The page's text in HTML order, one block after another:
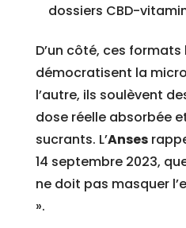
dossiers CBD-
D’un côté, ces formats
démocratisent la
l’autre, ils soulèvent
dose réelle absorbée
sucrants. L’Anses
14 septembre 2023,
ne doit pas masquer
».